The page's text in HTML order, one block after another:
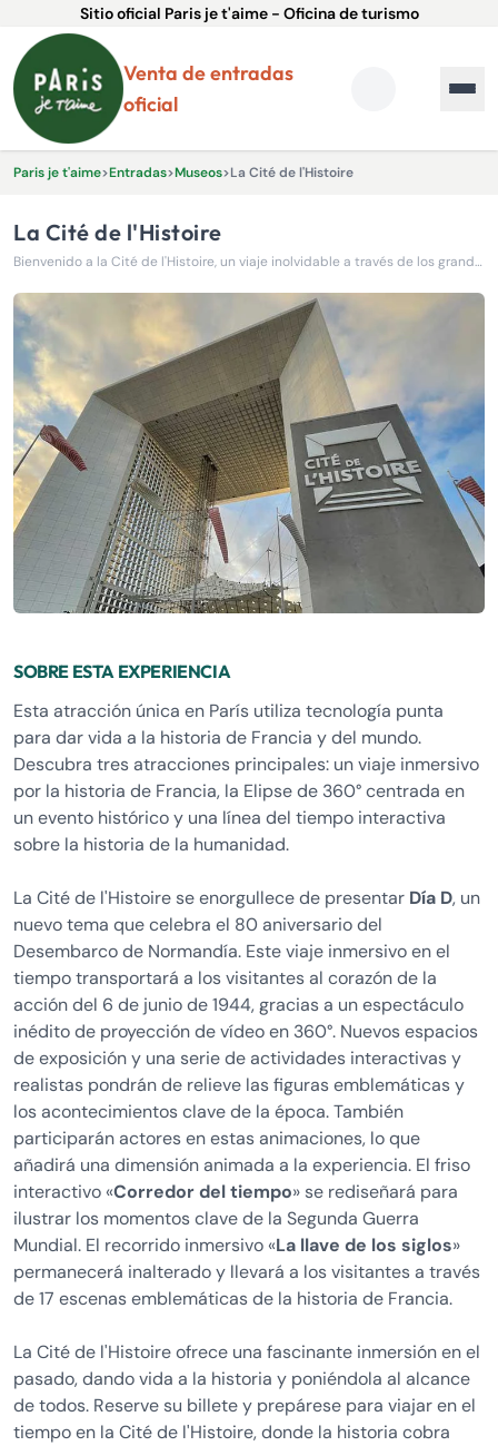
Sitio oficial Paris je t'aime - Oficina de turismo
Venta de entradas
oficial
Paris je t'aime>Entradas>Museos>La Cité de l'Histoire
La Cité de l'Histoire
Bienvenido a la Cité de l'Histoire, un viaje inolvidable a través de los grandes acontecimientos del pasado.
SOBRE ESTA EXPERIENCIA
Esta atracción única en París utiliza tecnología punta
para dar vida a la historia de Francia y del mundo.
Descubra tres atracciones principales: un viaje inmersivo
por la historia de Francia, la Elipse de 360° centrada en
un evento histórico y una línea del tiempo interactiva
sobre la historia de la humanidad.
La Cité de l'Histoire se enorgullece de presentar Día D, un
nuevo tema que celebra el 80 aniversario del
Desembarco de Normandía. Este viaje inmersivo en el
tiempo transportará a los visitantes al corazón de la
acción del 6 de junio de 1944, gracias a un espectáculo
inédito de proyección de vídeo en 360°. Nuevos espacios
de exposición y una serie de actividades interactivas y
realistas pondrán de relieve las figuras emblemáticas y
los acontecimientos clave de la época. También
participarán actores en estas animaciones, lo que
añadirá una dimensión animada a la experiencia. El friso
interactivo «Corredor del tiempo» se rediseñará para
ilustrar los momentos clave de la Segunda Guerra
Mundial. El recorrido inmersivo «La llave de los siglos»
permanecerá inalterado y llevará a los visitantes a través
de 17 escenas emblemáticas de la historia de Francia.
La Cité de l'Histoire ofrece una fascinante inmersión en el
pasado, dando vida a la historia y poniéndola al alcance
de todos. Reserve su billete y prepárese para viajar en el
tiempo en la Cité de l'Histoire, donde la historia cobra